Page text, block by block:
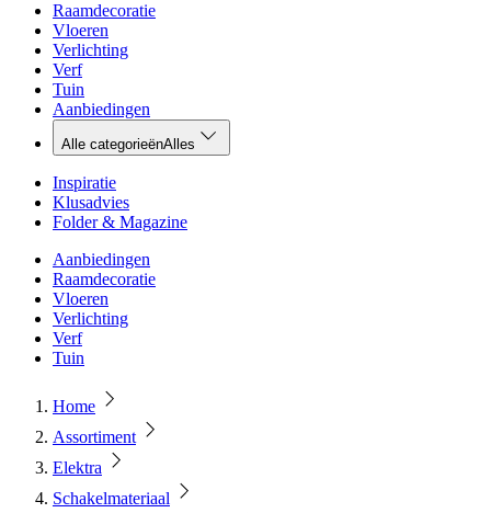
Raamdecoratie
Vloeren
Verlichting
Verf
Tuin
Aanbiedingen
Alle categorieënAlles
Inspiratie
Klusadvies
Folder & Magazine
Aanbiedingen
Raamdecoratie
Vloeren
Verlichting
Verf
Tuin
Home
Assortiment
Elektra
Schakelmateriaal